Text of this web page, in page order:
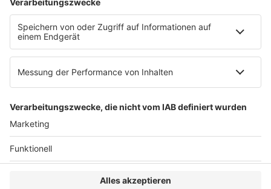
Cookie-Einstellungen
zum Seitenanfang
© 2025 R&W Fachkonferenzen